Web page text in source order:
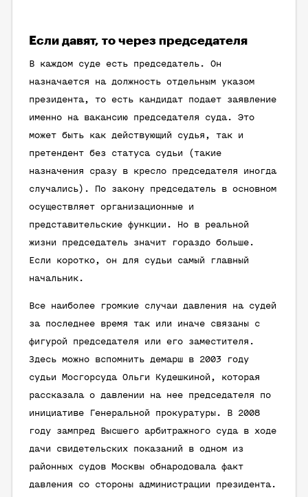
Если давят, то через председателя
В каждом суде есть председатель. Он
назначается на должность отдельным указом
президента, то есть кандидат подает заявление
именно на вакансию председателя суда. Это
может быть как действующий судья, так и
претендент без статуса судьи (такие
назначения сразу в кресло председателя иногда
случались). По закону председатель в основном
осуществляет организационные и
представительские функции. Но в реальной
жизни председатель значит гораздо больше.
Если коротко, он для судьи самый главный
начальник.
Все наиболее громкие случаи давления на судей
за последнее время так или иначе связаны с
фигурой председателя или его заместителя.
Здесь можно вспомнить демарш в 2003 году
судьи Мосгорсуда Ольги Кудешкиной, которая
рассказала о давлении на нее председателя по
инициативе Генеральной прокуратуры. В 2008
году зампред Высшего арбитражного суда в ходе
дачи свидетельских показаний в одном из
районных судов Москвы обнародовала факт
давления со стороны администрации президента.